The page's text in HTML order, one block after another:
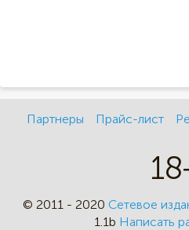
Партнеры Прайс-лист
© 2011 - 2020 Сетевое
1.1b Написать